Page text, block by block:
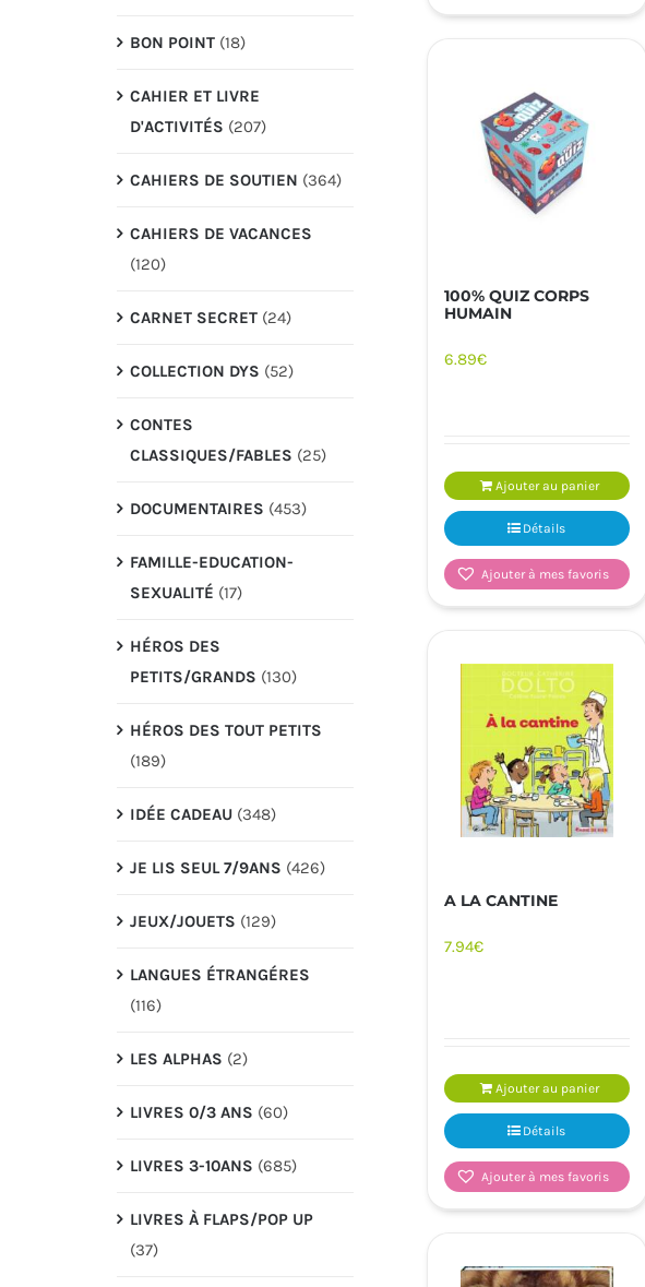
BON POINT (18)
CAHIER ET LIVRE
D'ACTIVITÉS (207)
CAHIERS DE SOUTIEN (364)
CAHIERS DE VACANCES
(120)
CARNET SECRET (24)
COLLECTION DYS (52)
CONTES
CLASSIQUES/FABLES (25)
DOCUMENTAIRES (453)
FAMILLE-EDUCATION-
SEXUALITÉ (17)
HÉROS DES
PETITS/GRANDS (130)
HÉROS DES TOUT PETITS
(189)
IDÉE CADEAU (348)
JE LIS SEUL 7/9ANS (426)
JEUX/JOUETS (129)
LANGUES ÉTRANGÉRES
(116)
LES ALPHAS (2)
LIVRES 0/3 ANS (60)
LIVRES 3-10ANS (685)
LIVRES À FLAPS/POP UP
(37)
100% QUIZ CORPS
HUMAIN
6.89€
Ajouter au panier
Détails
Ajouter à mes favoris
A LA CANTINE
7.94€
Ajouter au panier
Détails
Ajouter à mes favoris